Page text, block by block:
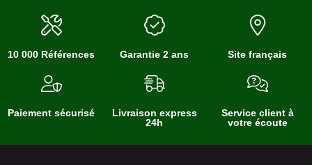
10 000 Références Garantie 2 ans Site français
Paiement sécurisé
Livraison express
24h
Service client à
votre écoute